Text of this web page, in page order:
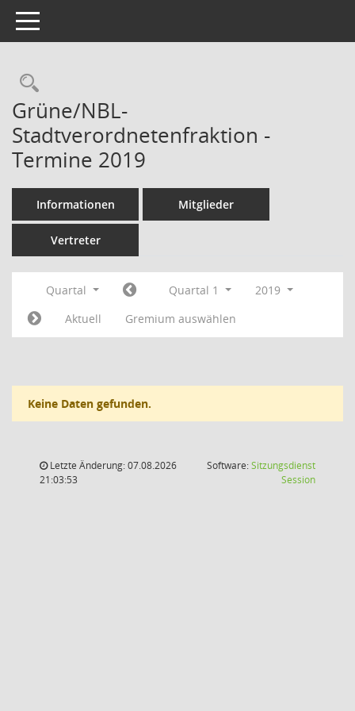
Toggle navigation
Rechercheauswahl
Grüne/NBL-
Stadtverordnetenfraktion -
Termine 2019
Informationen Mitglieder
Vertreter
Quartal Quartal 1
2019
Aktuell
Gremium auswählen
Keine Daten gefunden.
Letzte Änderung: 07.08.2026
21:03:53
Software:Sitzungsdienst
Session(Wird in